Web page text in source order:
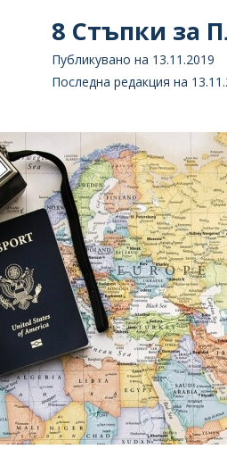
8 Стъпки за
Публикувано на 13.11.2019
Последна редакция на